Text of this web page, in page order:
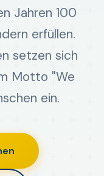
Jahren 100
erfüllen.
setzen sich
Motto "We
ein.